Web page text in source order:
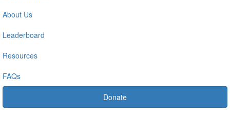
About Us
Leaderboard
Resources
FAQs
Donate